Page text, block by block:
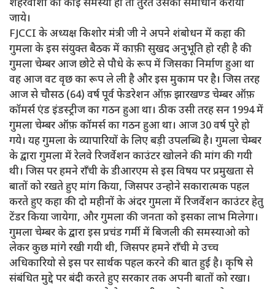
शहरवाशी को कोई समस्या हो तो तुरंत उसका समाधान कराया
जाये।
FJCCI के अध्यक्ष किशोर मंत्री जी ने अपने शंबोधन में कहा की
गुमला के इस संयुक्त बैठक में काफ़ी सुखद अनुभूति हो रही है की
गुमला चेम्बर आज छोटे से पौधे के रूप में जिसका निर्माण हुआ था
वह आज वट वृछ का रूप ले ली है और इस मुकाम पर है। जिस तरह
आज से चौसठ (64) वर्ष पूर्व फेडरेशन ऑफ़ झारखण्ड चेम्बर ऑफ़
कॉमर्स एंड इंडस्ट्रीज का गठन हुआ था। ठीक उसी तरह सन 1994 में
गुमला चेम्बर ऑफ़ कॉमर्स का गठन हुआ था। आज 30 वर्ष पुरे हो
गये। यह गुमला के व्यापारियों के लिए बड़ी उपलब्धि है। गुमला चेम्बर
के द्वारा गुमला में रेलवे रिजर्वेशन काउंटर खोलने की मांग की गयी
थी। जिस पर हमने राँची के डीआरएम से इस विषय पर प्रमुखता से
बातों को रखते हुए मांग किया, जिसपर उन्होने सकारात्मक पहल
करते हुए कहा की दो महीनों के अंदर गुमला में रिजर्वेशन काउंटर हेतु
टेंडर किया जायेगा, और गुमला की जनता को इसका लाभ मिलेगा।
गुमला चेम्बर के द्वारा इस प्रचंड गर्मी में बिजली की समस्याओ को
लेकर कुछ मांगे रखी गयी थी, जिसपर हमने राँची मे उच्च
अधिकारियो से इस पर सार्थक पहल करने की बात हुई है। कृषि से
संबंधित मुद्दे पर बंदी करते हुए सरकार तक अपनी बातों को रखा।